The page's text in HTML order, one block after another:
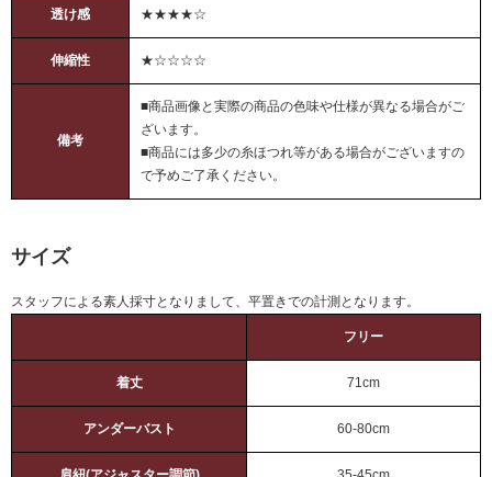
透け感 ★★★★☆
伸縮性 ★☆☆☆☆
備考
■商品画像と実際の商品の色味や仕様が異なる場合がご
ざいます。
■商品には多少の糸ほつれ等がある場合がございますの
で予めご了承ください。
サイズ
スタッフによる素人採寸となりまして、平置きでの計測となります。
フリー
着丈 71cm
アンダーバスト 60-80cm